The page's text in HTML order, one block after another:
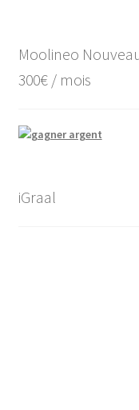
Moolineo
300€ / mois
iGraal